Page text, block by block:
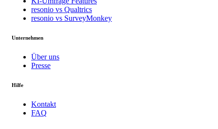
resonio vs Qualtrics
resonio vs SurveyMonkey
Unternehmen
Über uns
Presse
Hilfe
Kontakt
FAQ